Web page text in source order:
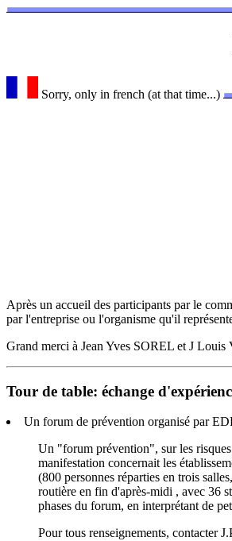
Sorry, only in french (at that time...)
Après un accueil des participants par le
par l'entreprise ou l'organisme qu'il
Grand merci à Jean Yves SOREL et J
Tour de table: échange
Un forum de prévention organisé par
Un "forum prévention", sur les risques
manifestation concernait les
(800 personnes réparties en trois
routière en fin d'après-midi , avec 36
phases du forum, en interprétant de
Pour tous renseignements, contacter